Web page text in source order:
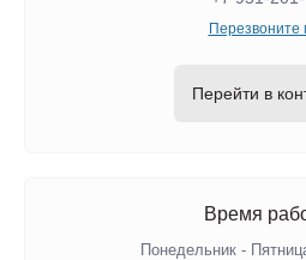
Перезвоните
Перейти в
Время
Понедельник -